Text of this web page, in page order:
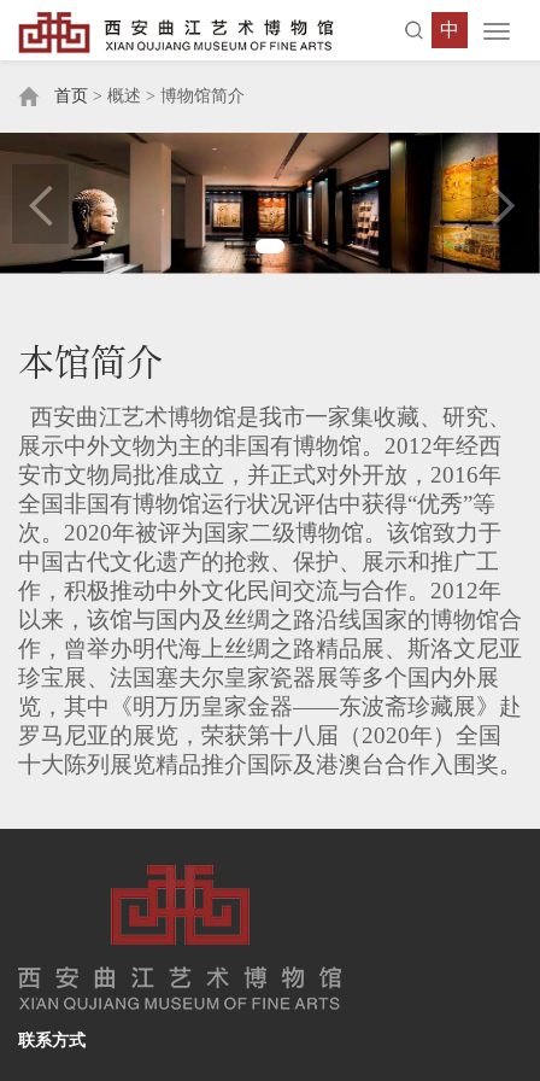
中
首页 > 概述 > 博物馆简介
本馆简介
西安曲江艺术博物馆是我市一家集收藏、研究、
展示中外文物为主的非国有博物馆。2012年经西
安市文物局批准成立，并正式对外开放，2016年
全国非国有博物馆运行状况评估中获得“优秀”等
次。2020年被评为国家二级博物馆。该馆致力于
中国古代文化遗产的抢救、保护、展示和推广工
作，积极推动中外文化民间交流与合作。2012年
以来，该馆与国内及丝绸之路沿线国家的博物馆合
作，曾举办明代海上丝绸之路精品展、斯洛文尼亚
珍宝展、法国塞夫尔皇家瓷器展等多个国内外展
览，其中《明万历皇家金器——东波斋珍藏展》赴
罗马尼亚的展览，荣获第十八届（2020年）全国
十大陈列展览精品推介国际及港澳台合作入围奖。
联系方式